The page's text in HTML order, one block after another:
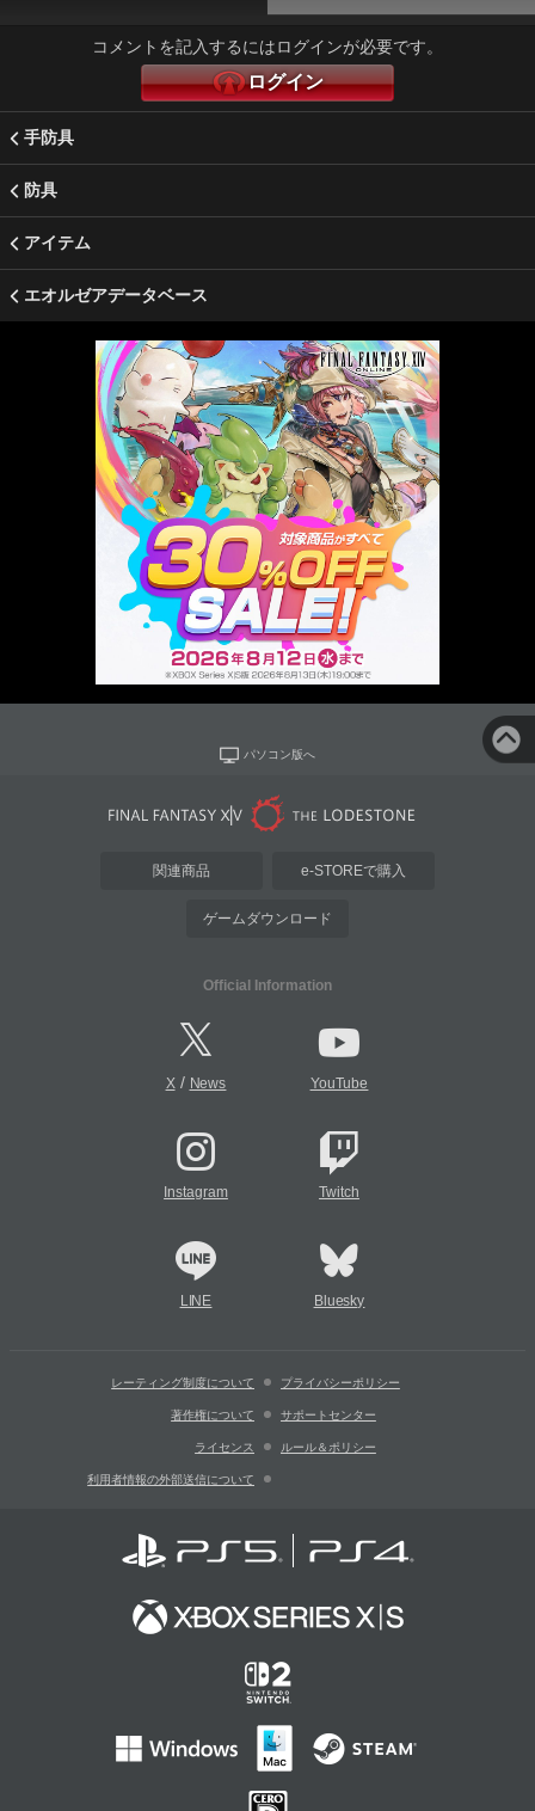
コメントを記入するにはログインが必要です。
ログイン
手防具
防具
アイテム
エオルゼアデータベース
パソコン版へ
関連商品 e-STOREで購入
ゲームダウンロード
Official Information
X/ News YouTube
Instagram Twitch
LINE Bluesky
レーティング制度について プライバシーポリシー
著作権について サポートセンター
ライセンス ルール＆ポリシー
利用者情報の外部送信について